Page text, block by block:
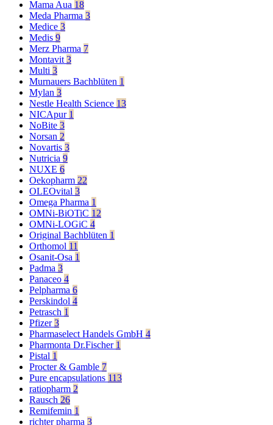
Mama Aua 18
Meda Pharma 3
Medice 3
Medis 9
Merz Pharma 7
Montavit 3
Multi 3
Murnauers Bachblüten 1
Mylan 3
Nestle Health Science 13
NICApur 1
NoBite 3
Norsan 2
Novartis 3
Nutricia 9
NUXE 6
Oekopharm 22
OLEOvital 3
Omega Pharma 1
OMNi-BiOTiC 12
OMNi-LOGiC 4
Original Bachblüten 1
Orthomol 11
Osanit-Osa 1
Padma 3
Panaceo 4
Pelpharma 6
Perskindol 4
Petrasch 1
Pfizer3
Pharmaselect Handels GmbH 4
Pharmonta Dr.Fischer 1
Pistal 1
Procter & Gamble 7
Pure encapsulations 113
ratiopharm 2
Rausch 26
Remifemin 1
richter pharma 3